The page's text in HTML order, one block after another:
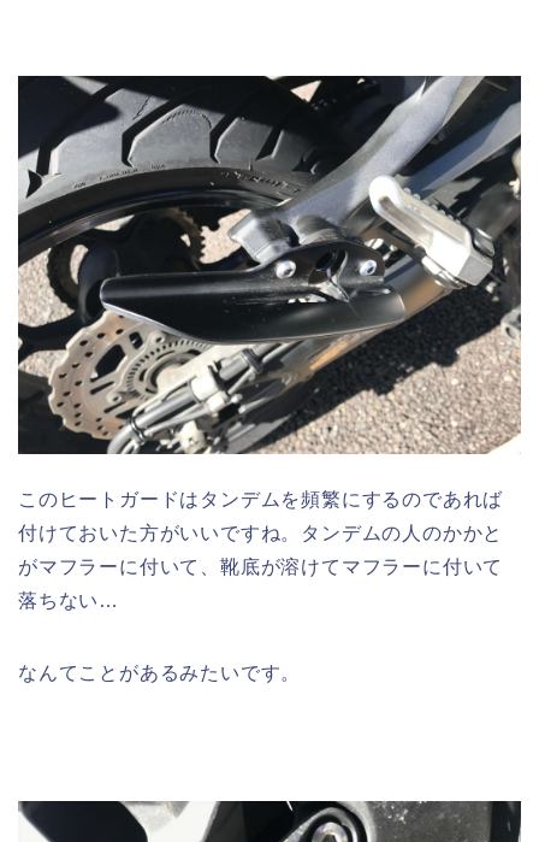
このヒートガードはタンデムを頻繁にするのであれば
付けておいた方がいいですね。タンデムの人のかかと
がマフラーに付いて、靴底が溶けてマフラーに付いて
落ちない…
なんてことがあるみたいです。